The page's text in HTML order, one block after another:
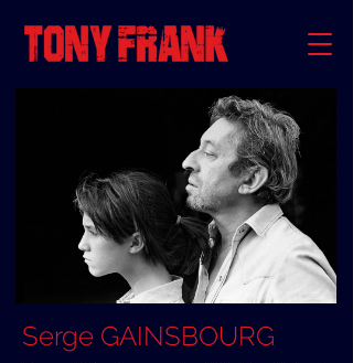
Serge GAINSBOURG